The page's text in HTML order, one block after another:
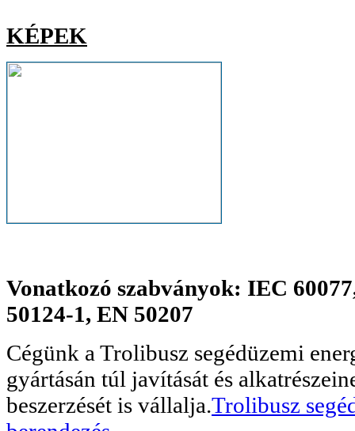
KÉPEK
Vonatkozó szabványok: IEC
50124-1, EN 50207
Cégünk a Trolibusz segédüzemi
gyártásán túl javítását és
beszerzését is vállalja.Trolibusz